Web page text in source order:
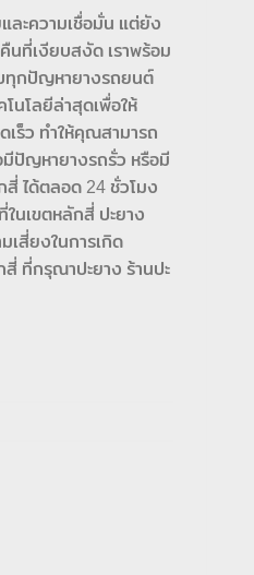
ละความเชื่อมั่น แต่ยัง
นที่เงียบสงัด เราพร้อม
ทุกปัญหายางรถยนต์
นโลยีล่าสุดเพื่อให้
เร็ว ทำให้คุณสามารถ
มีปัญหายางรถรั่ว หรือมี
สี่ ได้ตลอด 24 ชั่วโมง
นเขตหลักสี่ ปะยาง
เสี่ยงในการเกิด
ที่กรุณาปะยาง ร้านปะ